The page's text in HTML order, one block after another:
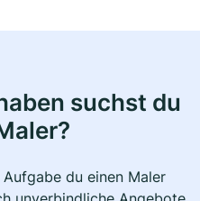
suchst du
du einen Maler